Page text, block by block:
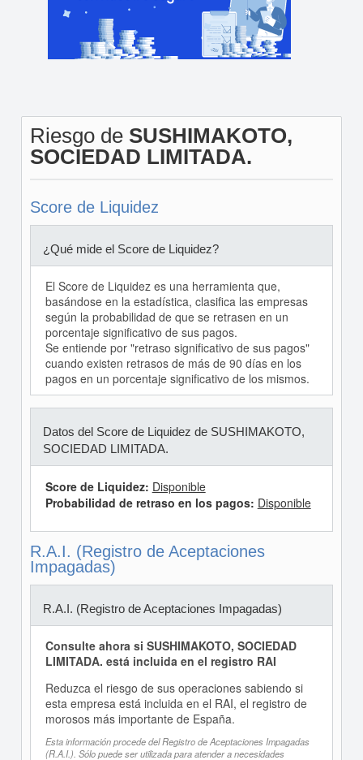
Riesgo de SUSHIMAKOTO,
SOCIEDAD LIMITADA.
Score de Liquidez
¿Qué mide el Score de Liquidez?
El Score de Liquidez es una herramienta que,
basándose en la estadística, clasifica las empresas
según la probabilidad de que se retrasen en un
porcentaje significativo de sus pagos.
Se entiende por "retraso significativo de sus pagos"
cuando existen retrasos de más de 90 días en los
pagos en un porcentaje significativo de los mismos.
Datos del Score de Liquidez de SUSHIMAKOTO,
SOCIEDAD LIMITADA.
Score de Liquidez: Disponible
Probabilidad de retraso en los pagos: Disponible
R.A.I. (Registro de Aceptaciones
Impagadas)
R.A.I. (Registro de Aceptaciones Impagadas)
Consulte ahora si SUSHIMAKOTO, SOCIEDAD
LIMITADA. está incluida en el registro RAI
Reduzca el riesgo de sus operaciones sabiendo si
esta empresa está incluida en el RAI, el registro de
morosos más importante de España.
Esta información procede del Registro de Aceptaciones Impagadas
(R.A.I.). Sólo puede ser utilizada para atender a necesidades